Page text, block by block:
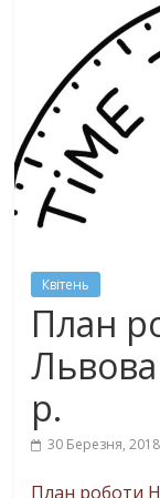
Квітень
План
Львова
р.
30 Березня, 2018
План роботи